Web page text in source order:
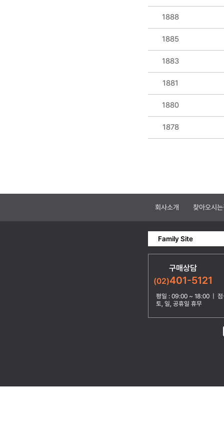
1888
1885
1883
1881
1880
1878
회사소개 찾아오시
Family Site
구매상담
(02)401-5121
평일 : 09:00 ~ 18:00 | 점
토, 일, 공휴일 휴무